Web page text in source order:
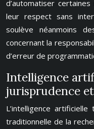
d’automatiser
leur respect sans
soulève néanmoins
concernant la
d’erreur de
Intelligence
jurisprudence
L’intelligence
traditionnelle de la